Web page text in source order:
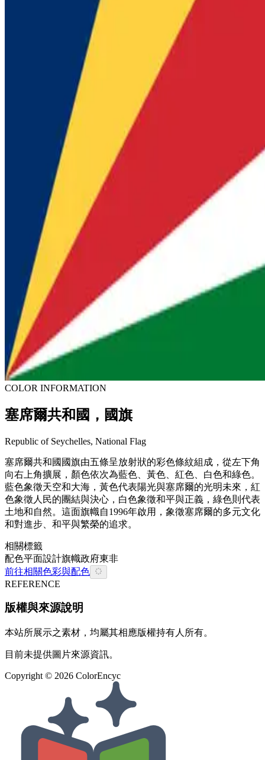
COLOR INFORMATION
塞席爾共和國，國旗
Republic of Seychelles, National Flag
塞席爾共和國國旗由五條呈放射狀的彩色條紋組成，從左下角
向右上角擴展，顏色依次為藍色、黃色、紅色、白色和綠色。
藍色象徵天空和大海，黃色代表陽光與塞席爾的光明未來，紅
色象徵人民的團結與決心，白色象徵和平與正義，綠色則代表
土地和自然。這面旗幟自1996年啟用，象徵塞席爾的多元文化
和對進步、和平與繁榮的追求。
相關標籤
配色平面設計旗幟政府東非
前往相關色彩與配色
REFERENCE
版權與來源說明
本站所展示之素材，均屬其相應版權持有人所有。
目前未提供圖片來源資訊。
Copyright © 2026 ColorEncyc